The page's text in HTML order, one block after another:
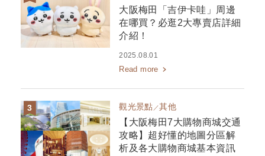
大阪梅田「吉伊卡哇」周邊
在哪買？必逛2大專賣店詳細
介紹！
2025.08.01
Read more
觀光景點 其他
【大阪梅田7大購物商城交通
攻略】超好懂的地圖分區解
析及各大購物商城基本資訊